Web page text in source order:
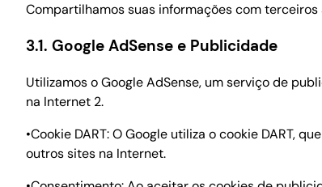
Compartilhamos suas informações com
3.1. Google AdSense e Publicidade
Utilizamos o Google AdSense, um serviço de
na Internet 2.
•Cookie DART: O Google utiliza o cookie DART,
outros sites na Internet.